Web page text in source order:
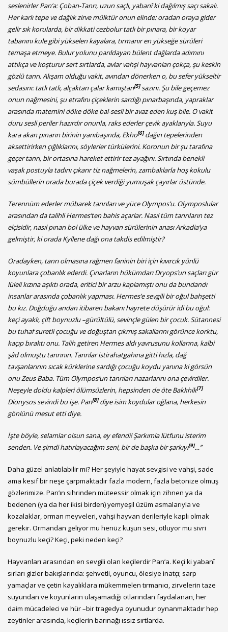
seslenirler Pan’a: Çoban-Tanrı, uzun saçlı, yabanî ki dağılmış saçı sakalı.
Her karlı tepe ve dağlık zirve mülktür onun elinde: oradan oraya gider
gelir sık korularda, bir dikkati cezbolur tatlı bir pınara, bir koyar
tabanını kule gibi yükselen kayalara, tırmanır en yükseğe sürüleri
temaşa etmeye. Bulur yolunu parıldayan bülent dağlarda adımını
attıkça ve koşturur sert sırtlarda, avlar vahşi hayvanları çokça, şu keskin
gözlü tanrı. Akşam olduğu vakit, avından dönerken o, bu sefer yükseltir
sedasını: tatlı tatlı, alçaktan çalar kamıştan[5] sazını. Şu bile geçemez
onun nağmesini, şu etrafını çiçeklerin sardığı pınarbaşında, yapraklar
arasında matemini döke döke bal-sesli bir avaz eden kuş bile. O vakit
duru sesli periler hazırdır onunla, raks ederler çevik ayaklarıyla. Suyu
kara akan pınarın birinin yanıbaşında, Ekho[6] dağın tepelerinden
aksettirirken çığlıklarını, söylerler türkülerini. Koronun bir şu tarafına
geçer tanrı, bir ortasına hareket ettirir tez ayağını. Sırtında benekli
vaşak postuyla tadını çıkarır tiz nağmelerin, zambaklarla hoş kokulu
sümbüllerin orada burada çiçek verdiği yumuşak çayırlar üstünde.
Terennüm ederler mübarek tanrıları ve yüce Olympos’u. Olymposlular
arasından da talihli Hermes’ten bahis açarlar. Nasıl tüm tanrıların tez
elçisidir, nasıl pınarı bol ülke ve hayvan sürülerinin anası Arkadia’ya
gelmiştir, ki orada Kyllene dağı ona takdis edilmiştir?
Oradayken, tanrı olmasına rağmen faninin biri için kıvırcık yünlü
koyunlara çobanlık ederdi. Çınarların hükümdarı Dryops’un saçları gür
lüleli kızına aşıktı orada, eritici bir arzu kaplamıştı onu da bundandı
insanlar arasında çobanlık yapması. Hermes’e sevgili bir oğul bahşetti
bu kız. Doğduğu andan itibaren bakanı hayrete düşürür idi bu oğul:
keçi ayaklı, çift boynuzlu –gürültülü, sevinçle gülen bir çocuk. Sütannesi
bu tuhaf suretli çocuğu ve doğuştan çıkmış sakallarını görünce korktu,
kaçıp bıraktı onu. Talih getiren Hermes aldı yavrusunu kollarına, kalbi
şâd olmuştu tanrının. Tanrılar istirahatgahına gitti hızla, dağ
tavşanlarının sıcak kürklerine sardığı çocuğu koydu yanına ki görsün
onu Zeus Baba. Tüm Olympos’un tanrıları nazarlarını ona çevirdiler.
Neşeyle doldu kalpleri ölümsüzlerin, hepsinden de öte Bakkhik[7]
Dionysos sevindi bu işe. Pan[8] diye isim koydular oğlana, herkesin
gönlünü mesut etti diye.
İşte böyle, selamlar olsun sana, ey efendi! Şarkımla lütfunu isterim
senden. Ve şimdi hatırlayacağım seni, bir de başka bir şarkıyı[9]…”
Daha güzel anlatılabilir mi? Her şeyiyle hayat sevgisi ve vahşi, sade
ama kesif bir neşe çarpmaktadır fazla modern, fazla betonize olmuş
gözlerimize. Pan’ın sihrinden müteessir olmak için zihnen ya da
bedenen (ya da her ikisi birden) yemyeşil üzüm asmalarıyla ve
kozalaklar, orman meyveleri, vahşi hayvan derileriyle kaplı olmak
gerekir. Ormandan geliyor mu henüz kuşun sesi, otluyor mu sivri
boynuzlu keçi? Keçi, peki neden keçi?
Hayvanları arasından en sevgili olan keçilerdir Pan’a. Keçi ki yabanî
sırları gizler bakışlarında: şehvetli, oyuncu, ölesiye inatçı; sarp
yamaçlar ve çetin kayalıklara mükemmelen tırmanıcı, zirvelerin taze
suyundan ve koyunların ulaşamadığı otlarından faydalanan, her
daim mücadeleci ve hür –bir tragedya oyunudur oynanmaktadır hep
zeytinler arasında, keçilerin barınağı ıssız sırtlarda.